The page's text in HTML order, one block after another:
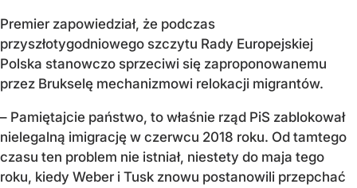
Premier zapowiedział, że podczas
przyszłotygodniowego szczytu Rady Europejskiej
Polska stanowczo sprzeciwi się zaproponowanemu
przez Brukselę mechanizmowi relokacji migrantów.
– Pamiętajcie państwo, to właśnie rząd PiS zablokował
nielegalną imigrację w czerwcu 2018 roku. Od tamtego
czasu ten problem nie istniał, niestety do maja tego
roku, kiedy Weber i Tusk znowu postanowili przepchać